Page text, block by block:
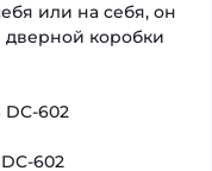
или на себя, он
дверной коробки
602
602